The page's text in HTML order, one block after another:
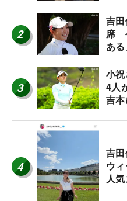
2
吉
席
あ
3
小
4人
吉本
4
吉
ウ
人